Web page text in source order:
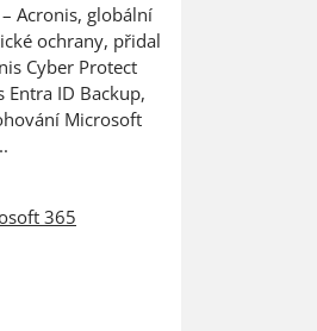
Acronis, globální
ochrany, přidal
Cyber Protect
ID Backup,
Microsoft
365